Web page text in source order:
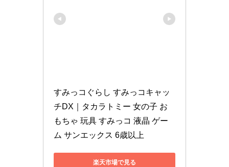
すみっコぐらし すみっコキャッ
チDX｜タカラトミー 女の子 お
もちゃ 玩具 すみっコ 液晶 ゲー
ム サンエックス 6歳以上
楽天市場で見る